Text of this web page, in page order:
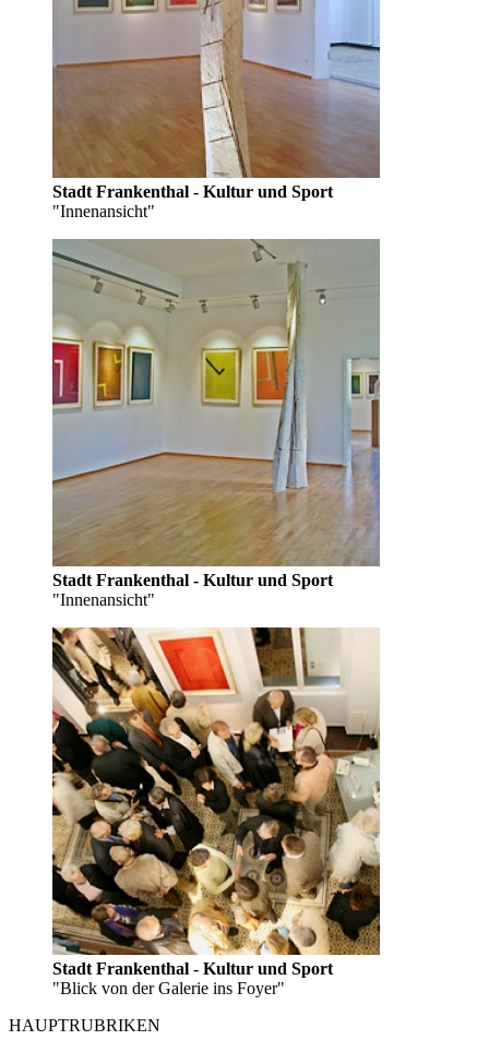
Stadt Frankenthal - Kultur und Sport
"Innenansicht"
Stadt Frankenthal - Kultur und Sport
"Innenansicht"
Stadt Frankenthal - Kultur und Sport
"Blick von der Galerie ins Foyer"
HAUPTRUBRIKEN